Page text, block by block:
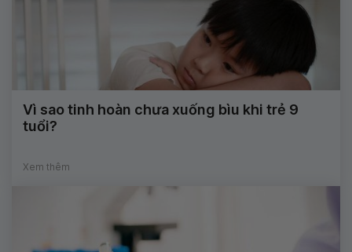
Vì sao tinh hoàn chưa xuống bìu khi trẻ 9
tuổi?
Xem thêm